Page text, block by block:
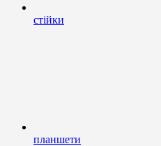
стійки
планшети